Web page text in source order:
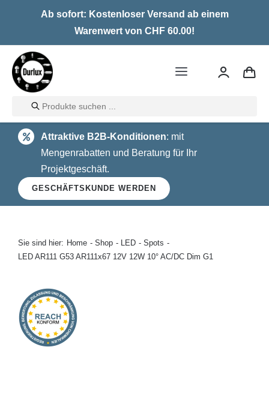
Ab sofort: Kostenloser Versand ab einem
Warenwert von CHF 60.00!
Toggle
Home
LED
Halogen
Glühlampen
Kontakt
Products
search
Attraktive B2B-Konditionen: mit
Mengenrabatten und Beratung für Ihr
Projektgeschäft.
GESCHÄFTSKUNDE WERDEN
Sie sind hier: Home Shop LED
Spots
LED AR111 G53 AR111x67 12V 12W 10° AC/DC Dim G1